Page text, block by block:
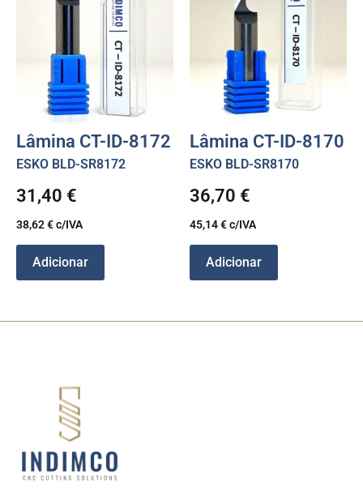
Lâmina CT-ID-8172
ESKO BLD-SR8172
31,40 €
38,62€c/IVA
Adicionar
Lâmina CT-ID-8170
ESKO BLD-SR8170
36,70 €
45,14€c/IVA
Adicionar